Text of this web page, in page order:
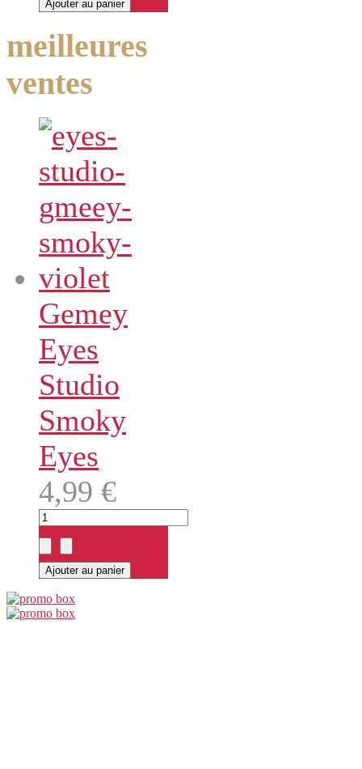
meilleures
ventes
Gemey
Eyes
Studio
Smoky
Eyes
4,99 €